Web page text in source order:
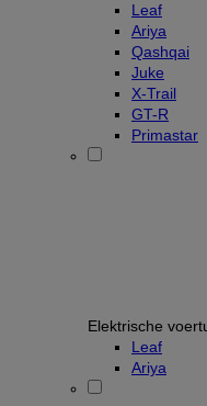
Leaf
Ariya
Qashqai
Juke
X-Trail
GT-R
Primastar
Elektrische
Leaf
Ariya